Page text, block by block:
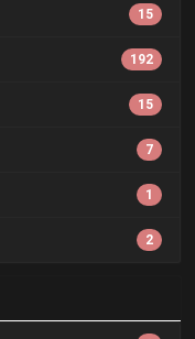
15
192
15
7
1
2